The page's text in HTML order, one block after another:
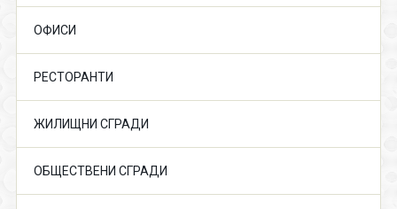
ОФИСИ
РЕСТОРАНТИ
ЖИЛИЩНИ СГРАДИ
ОБЩЕСТВЕНИ СГРАДИ